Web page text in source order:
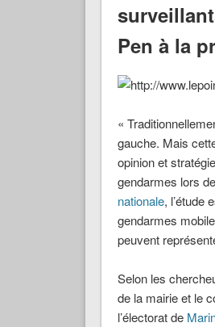
Pen à la
«
gauche. Mais
opinion et
gendarmes lors
nationale, l’étude
gendarmes
peuvent
Selon les
de la mairie et le
l’électorat de